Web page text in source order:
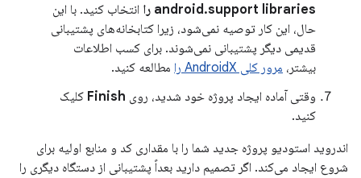
android.support libraries را
انتخاب کنید. با این
حال، این کار توصیه نمی‌شود، زیرا کتابخانه‌های پشتیبانی
قدیمی دیگر پشتیبانی نمی‌شوند. برای کسب اطلاعات
بیشتر، مرور کلی AndroidX را
مطالعه کنید.
وقتی آماده ایجاد پروژه خود شدید، روی Finish کلیک
کنید.
اندروید استودیو پروژه جدید شما را با مقداری کد و منابع اولیه برای
شروع ایجاد می‌کند. اگر تصمیم دارید بعداً پشتیبانی از دستگاه دیگری را